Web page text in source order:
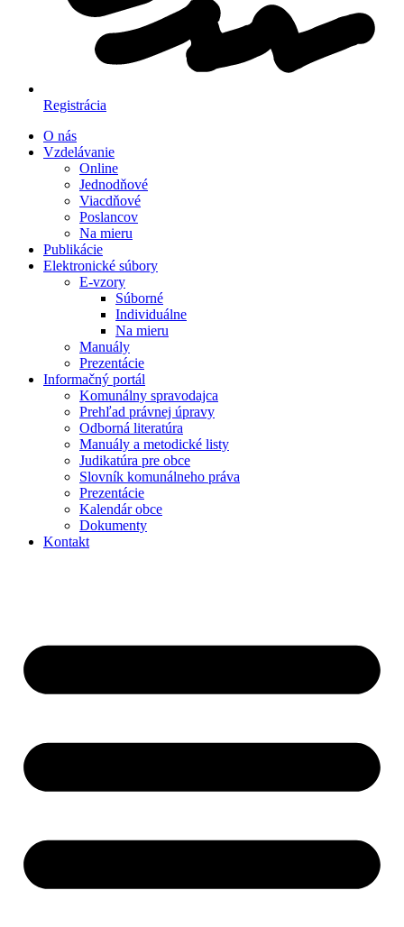
Registrácia
O nás
Vzdelávanie
Online
Jednodňové
Viacdňové
Poslancov
Na mieru
Publikácie
Elektronické súbory
E-vzory
Súborné
Individuálne
Na mieru
Manuály
Prezentácie
Informačný portál
Komunálny spravodajca
Prehľad právnej úpravy
Odborná literatúra
Manuály a metodické listy
Judikatúra pre obce
Slovník komunálneho práva
Prezentácie
Kalendár obce
Dokumenty
Kontakt